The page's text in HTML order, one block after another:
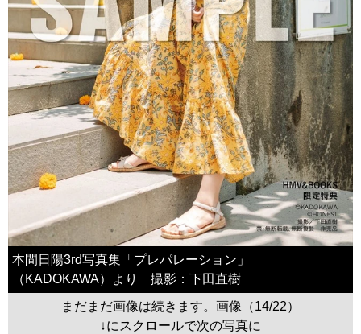
本間日陽3rd写真集「プレパレーション」
（KADOKAWA）より 撮影：下田直樹
まだまだ画像は続きます。画像（14/22）
↓にスクロールで次の写真に